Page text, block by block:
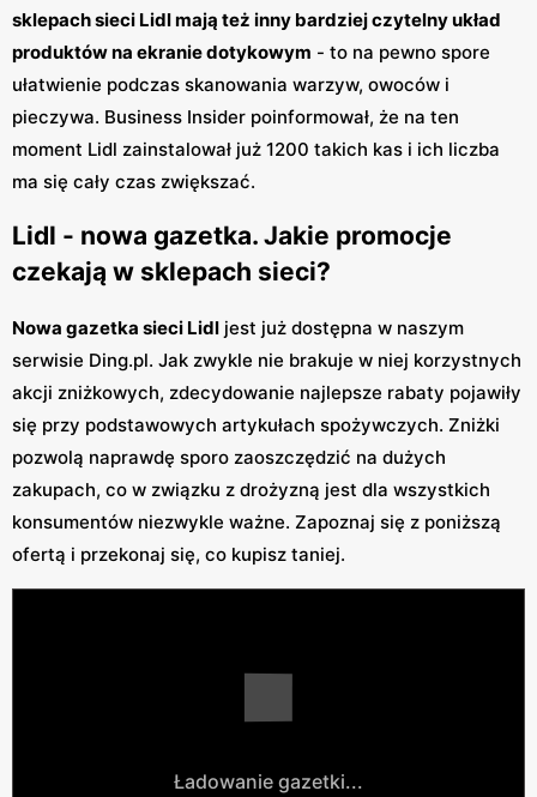
sklepach sieci Lidl mają też inny bardziej czytelny układ
produktów na ekranie dotykowym - to na pewno spore
ułatwienie podczas skanowania warzyw, owoców i
pieczywa. Business Insider poinformował, że na ten
moment Lidl zainstalował już 1200 takich kas i ich liczba
ma się cały czas zwiększać.
Lidl - nowa gazetka. Jakie promocje
czekają w sklepach sieci?
Nowa gazetka sieci Lidl jest już dostępna w naszym
serwisie Ding.pl. Jak zwykle nie brakuje w niej korzystnych
akcji zniżkowych, zdecydowanie najlepsze rabaty pojawiły
się przy podstawowych artykułach spożywczych. Zniżki
pozwolą naprawdę sporo zaoszczędzić na dużych
zakupach, co w związku z drożyzną jest dla wszystkich
konsumentów niezwykle ważne. Zapoznaj się z poniższą
ofertą i przekonaj się, co kupisz taniej.
Ładowanie gazetki...